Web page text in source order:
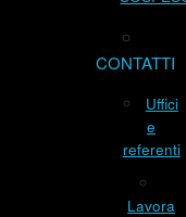
CONTATTI
Uffici
e
referenti
Lavora